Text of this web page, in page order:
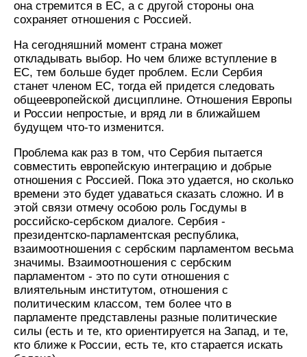
она стремится в ЕС, а с другой стороны она
сохраняет отношения с Россией.
На сегодняшний момент страна может
откладывать выбор. Но чем ближе вступление в
ЕС, тем больше будет проблем. Если Сербия
станет членом ЕС, тогда ей придется следовать
общеевропейской дисциплине. Отношения Европы
и России непростые, и вряд ли в ближайшем
будущем что-то изменится.
Проблема как раз в том, что Сербия пытается
совместить европейскую интеграцию и добрые
отношения с Россией. Пока это удается, но сколько
времени это будет удаваться сказать сложно. И в
этой связи отмечу особою роль Госдумы в
российско-сербском диалоге. Сербия -
президентско-парламентская республика,
взаимоотношения с сербским парламентом весьма
значимы. Взаимоотношения с сербским
парламентом - это по сути отношения с
влиятельным институтом, отношения с
политическим классом, тем более что в
парламенте представлены разные политические
силы (есть и те, кто ориентируется на Запад, и те,
кто ближе к России, есть те, кто старается искать